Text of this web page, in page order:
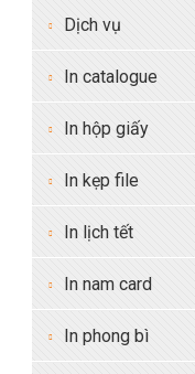
Dịch vụ
In catalogue
In hộp giấy
In kẹp file
In lịch tết
In nam card
In phong bì